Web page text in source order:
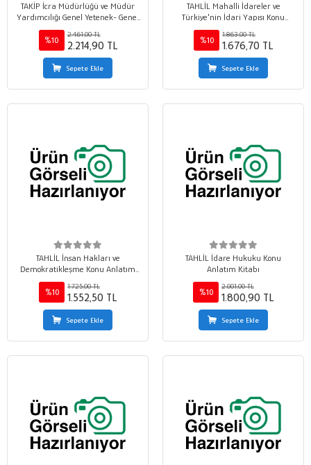
TAKİP İcra Müdürlüğü ve Müdür
Yardımcılığı Genel Yetenek- Genel
Kültür Seti
%10
2.461,00 TL
2.214,90 TL
Sepete Ekle
TAHLİL Mahalli İdareler ve
Türkiye'nin İdari Yapısı Konu
Anlatım Kitabı
%10
1.863,00 TL
1.676,70 TL
Sepete Ekle
TAHLİL İnsan Hakları ve
Demokratikleşme Konu Anlatım
%10
1.725,00 TL
1.552,50 TL
Sepete Ekle
TAHLİL İdare Hukuku Konu
Anlatım Kitabı
%10
2.001,00 TL
1.800,90 TL
Sepete Ekle